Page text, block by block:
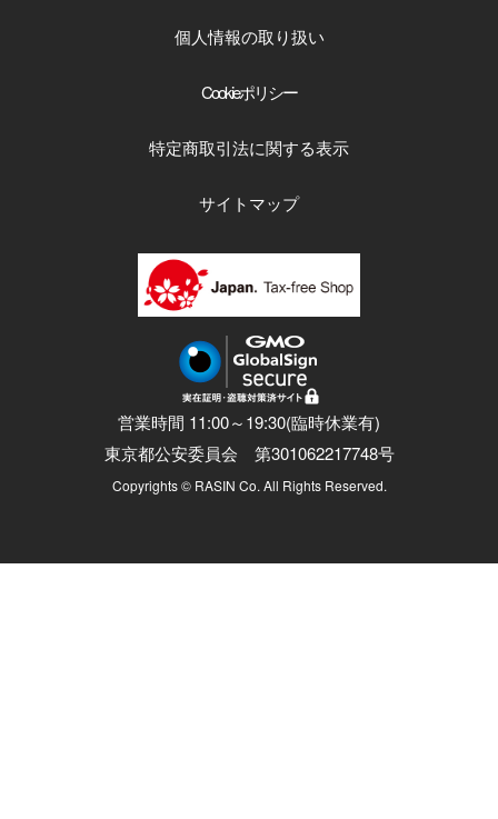
個人情報の取り扱い
Cookieポリシー
特定商取引法に関する表示
サイトマップ
営業時間 11:00～19:30(臨時休業有)
東京都公安委員会 第301062217748号
Copyrights © RASIN Co. All Rights Reserved.